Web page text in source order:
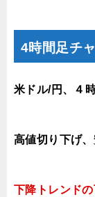
4時間足チ
米ドル/円、４
高値切り下げ
下降トレンドの